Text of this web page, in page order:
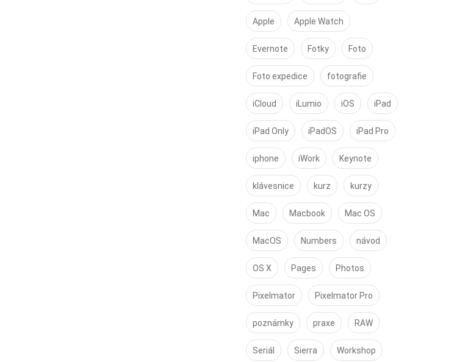
Apple Apple Watch
Evernote Fotky Foto
Foto expedice fotografie
iCloud iLumio iOS iPad
iPad Only iPadOS iPad Pro
iphone iWork Keynote
klávesnice kurz kurzy
Mac Macbook Mac OS
MacOS Numbers návod
OS X Pages Photos
Pixelmator Pixelmator Pro
poznámky praxe RAW
Seriál Sierra Workshop